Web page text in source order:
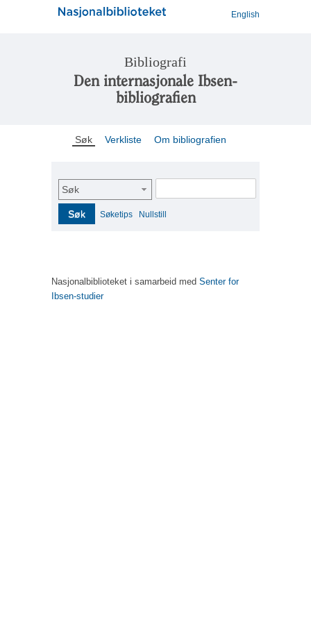
English
Bibliografi
Den internasjonale Ibsen-
bibliografien
Søk Verkliste Om bibliografien
Søk
Søk Søketips Nullstill
Nasjonalbiblioteket i samarbeid med Senter for
Ibsen-studier